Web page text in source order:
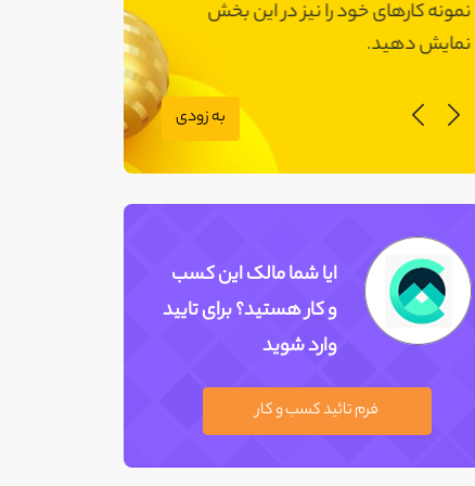
نمونه کارهای خود را نیز در این بخش
نمایش دهید.
نمونه کارهای
نمایش دهید.
به زودی
ایا شما مالک این کسب
و کار هستید؟ برای تایید
وارد شوید
فرم تائید کسب و کار